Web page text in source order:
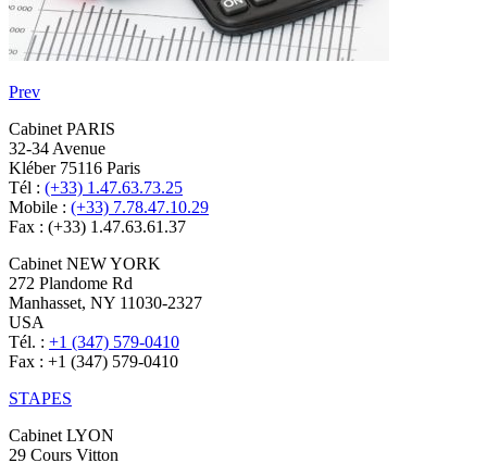
Prev
Cabinet PARIS
32-34 Avenue
Kléber 75116 Paris
Tél : (+33) 1.47.63.73.25
Mobile : (+33) 7.78.47.10.29
Fax : (+33) 1.47.63.61.37
Cabinet NEW YORK
272 Plandome Rd
Manhasset, NY 11030-2327
USA
Tél. : +1 (347) 579-0410
Fax : +1 (347) 579-0410
STAPES
Cabinet LYON
29 Cours Vitton